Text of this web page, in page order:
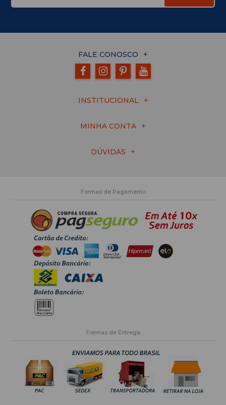
FALE CONOSCO
INSTITUCIONAL
MINHA CONTA
DÚVIDAS
Formas de Pagamento
Formas de Entrega